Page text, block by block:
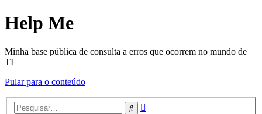
Help Me
Minha base pública de consulta a erros que ocorrem no mundo de
TI
Pular para o conteúdo
Pesquisar